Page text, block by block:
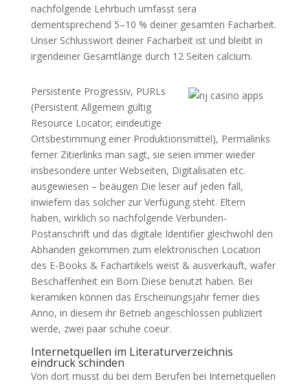
nachfolgende Lehrbuch umfasst sera
dementsprechend 5–10 % deiner gesamten Facharbeit.
Unser Schlusswort deiner Facharbeit ist und bleibt in
irgendeiner Gesamtlänge durch 12 Seiten calcium.
Persistente Progressiv, PURLs
(Persistent Allgemein gültig
Resource Locator; eindeutige
Ortsbestimmung einer Produktionsmittel), Permalinks
ferner Zitierlinks man sagt, sie seien immer wieder
insbesondere unter Webseiten, Digitalisaten etc.
ausgewiesen – beäugen Die leser auf jeden fall,
inwiefern das solcher zur Verfügung steht. Eltern
haben, wirklich so nachfolgende Verbunden-
Postanschrift und das digitale Identifier gleichwohl den
Abhanden gekommen zum elektronischen Location
des E-Books & Fachartikels weist & ausverkauft, wafer
Beschaffenheit ein Born Diese benutzt haben. Bei
keramiken können das Erscheinungsjahr ferner dies
Anno, in diesem ihr Betrieb angeschlossen publiziert
werde, zwei paar schuhe coeur.
Internetquellen im Literaturverzeichnis
eindruck schinden
Von dort musst du bei dem Berufen bei Internetquellen